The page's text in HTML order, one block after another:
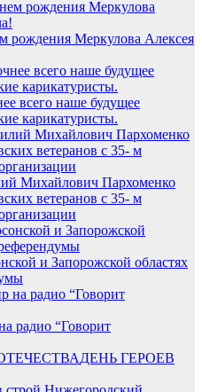
рождения Меркулова Алексея
всего наше будущее
карикатуристы.
Михайлович Пархоменко
ветеранов с 35- м
и Запорожской областях
радио “Говорит
ДЕНЬ ГЕРОЕВ